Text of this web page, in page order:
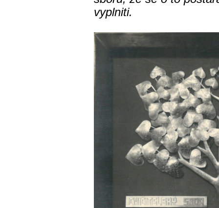
vyplniti.